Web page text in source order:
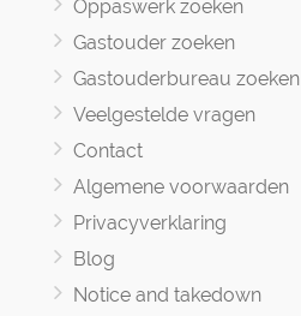
Oppaswerk zoeken
Gastouder zoeken
Gastouderbureau zoeken
Veelgestelde vragen
Contact
Algemene voorwaarden
Privacyverklaring
Blog
Notice and takedown